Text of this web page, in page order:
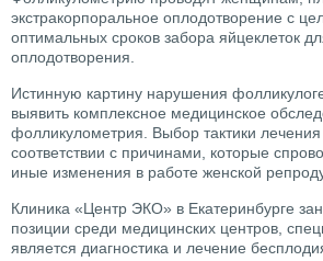
экстракорпоральное оплодотворение с
оптимальных сроков забора яйцеклеток
оплодотворения.
Истинную картину нарушения
выявить комплексное медицинское
фолликулометрия. Выбор тактики лечения
соответствии с причинами, которые
иные изменения в работе женской
Клиника «Центр ЭКО» в Екатеринбурге
позиции среди медицинских центров,
является диагностика и лечение